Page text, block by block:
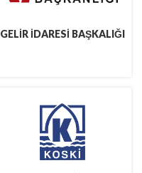
GELİR İDARESİ BAŞKALIĞI